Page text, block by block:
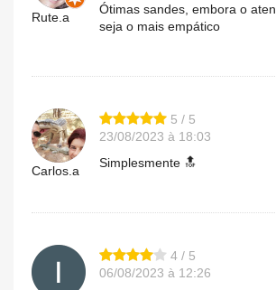
Rute.a
Ótimas sandes, embora o
seja o mais empático
Carlos.a
5 / 5
23/08/2023 à 18:03
Simplesmente 🔝
4 / 5
06/08/2023 à 12:26